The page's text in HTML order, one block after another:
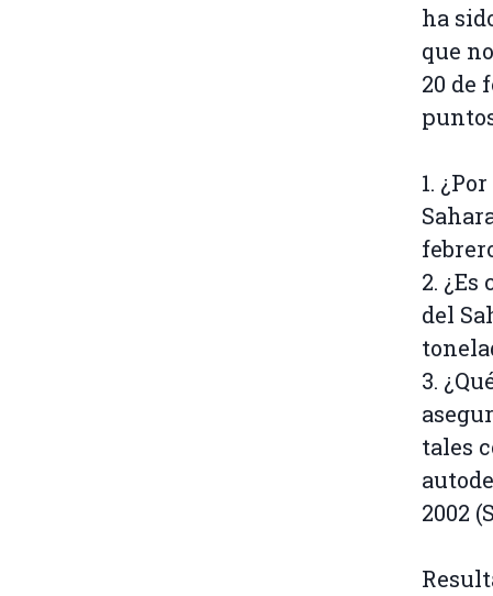
ha
que
20 de
1.
2.
del
3.
tales
2002